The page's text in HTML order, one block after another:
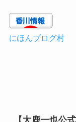
にほんブログ村
【大鹿一也公